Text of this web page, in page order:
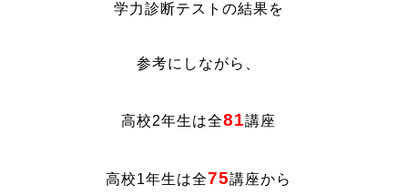
学力診断テストの結果を
参考にしながら、
高校2年生は全81講座
高校1年生は全75講座から